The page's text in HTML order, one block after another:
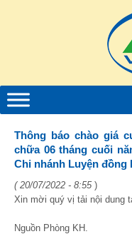
Thông báo chào giá
chữa 06 tháng cuối
Chi nhánh Luyện đồng
( 20/07/2022 - 8:55)
Xin mời quý vị tải nội dung
Nguồn Phòng KH.